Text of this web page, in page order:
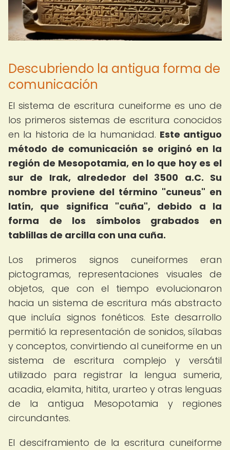
Descubriendo la antigua forma de
comunicación
El sistema de escritura cuneiforme es uno de
los primeros sistemas de escritura conocidos
en la historia de la humanidad. Este antiguo
método de comunicación se originó en la
región de Mesopotamia, en lo que hoy es el
sur de Irak, alrededor del 3500 a.C. Su
nombre proviene del término "cuneus" en
latín, que significa "cuña", debido a la
forma de los símbolos grabados en
tablillas de arcilla con una cuña.
Los primeros signos cuneiformes eran
pictogramas, representaciones visuales de
objetos, que con el tiempo evolucionaron
hacia un sistema de escritura más abstracto
que incluía signos fonéticos. Este desarrollo
permitió la representación de sonidos, sílabas
y conceptos, convirtiendo al cuneiforme en un
sistema de escritura complejo y versátil
utilizado para registrar la lengua sumeria,
acadia, elamita, hitita, urarteo y otras lenguas
de la antigua Mesopotamia y regiones
circundantes.
El desciframiento de la escritura cuneiforme